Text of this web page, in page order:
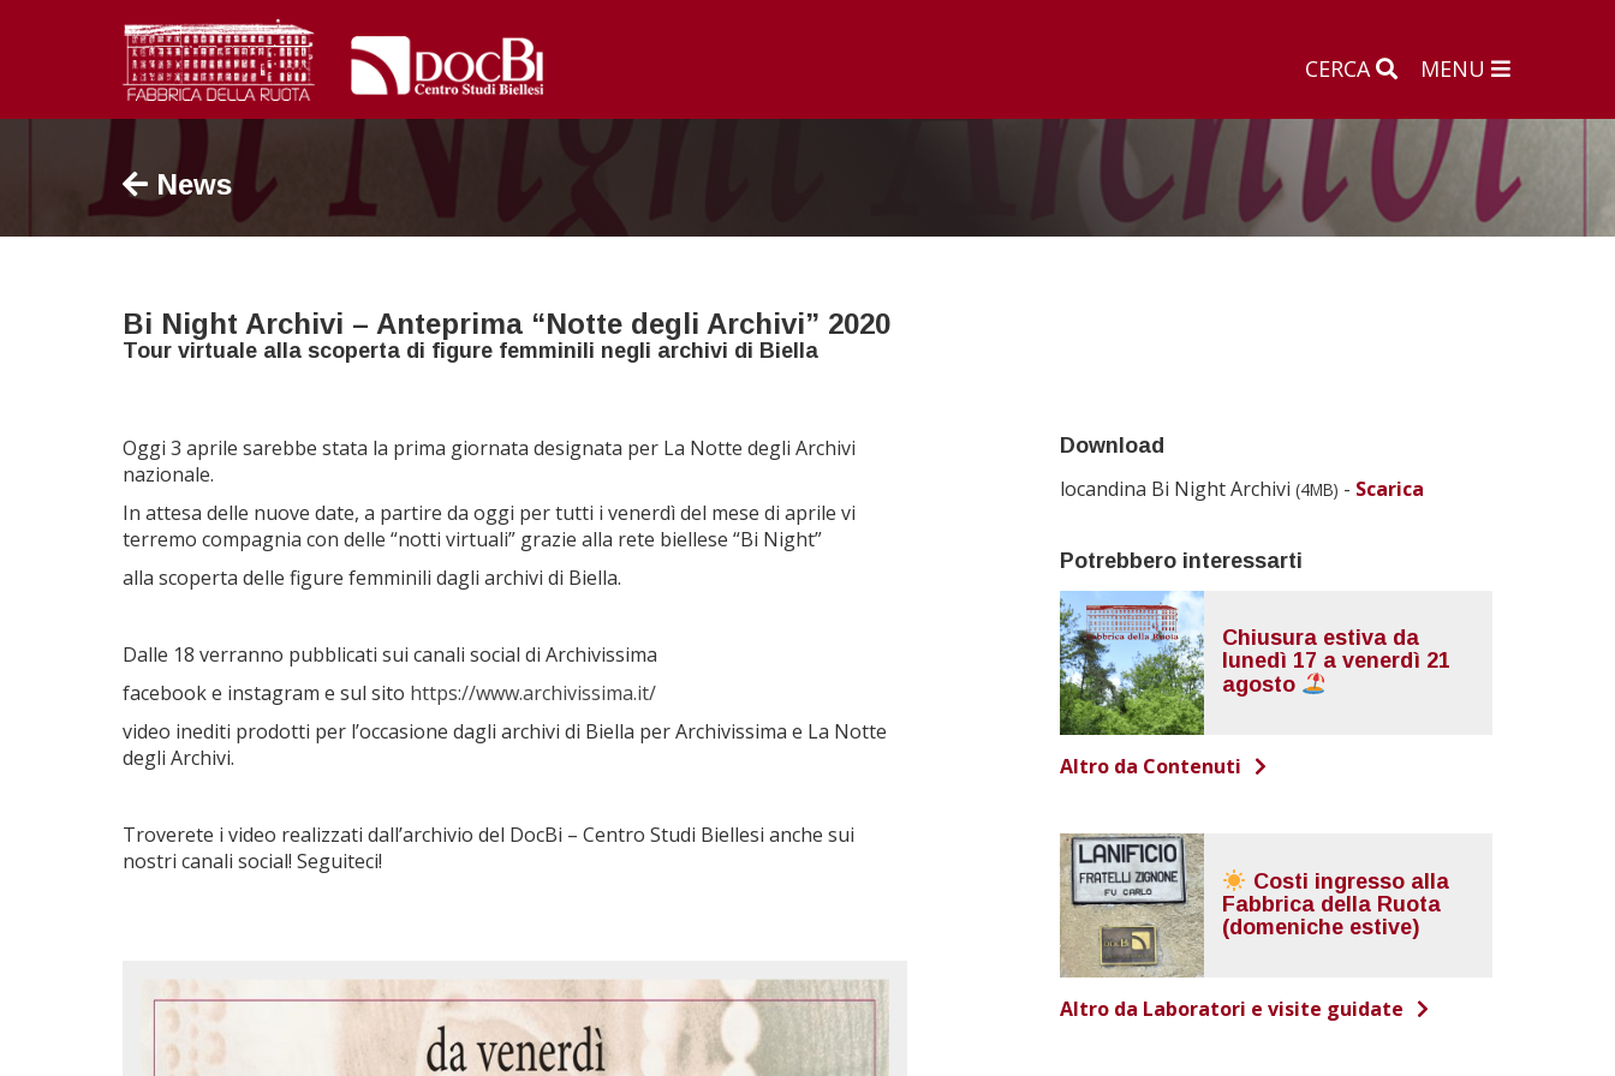
CERCA MENU
News
Bi Night Archivi – Anteprima “Notte degli Archivi” 2020
Tour virtuale alla scoperta di figure femminili negli archivi di Biella
Oggi 3 aprile sarebbe stata la prima giornata designata per La Notte degli Archivi
nazionale.
In attesa delle nuove date, a partire da oggi per tutti i venerdì del mese di aprile vi
terremo compagnia con delle “notti virtuali” grazie alla rete biellese “Bi Night”
alla scoperta delle figure femminili dagli archivi di Biella.
Dalle 18 verranno pubblicati sui canali social di Archivissima
facebook e instagram e sul sito https://www.archivissima.it/
video inediti prodotti per l’occasione dagli archivi di Biella per Archivissima e La Notte
degli Archivi.
Troverete i video realizzati dall’archivio del DocBi – Centro Studi Biellesi anche sui
nostri canali social! Seguiteci!
Download
locandina Bi Night Archivi (4MB) - Scarica
Potrebbero interessarti
Chiusura estiva da
lunedì 17 a venerdì 21
agosto
Altro da Contenuti
Costi ingresso alla
Fabbrica della Ruota
(domeniche estive)
Altro da Laboratori e visite guidate